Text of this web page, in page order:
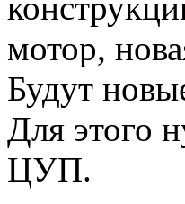
мотор,
Будут
Для этого
ЦУП.